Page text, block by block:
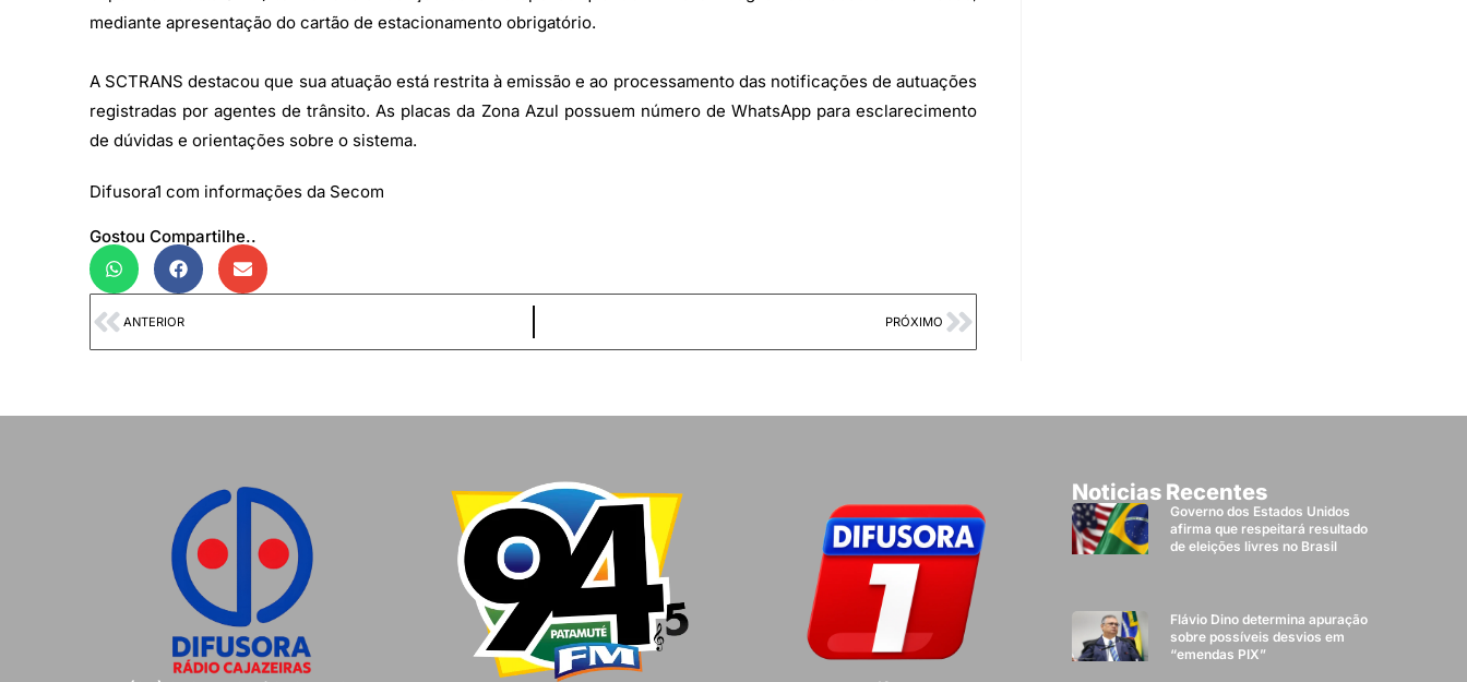
mediante apresentação do cartão de estacionamento obrigatório.
A SCTRANS destacou que sua atuação está restrita à emissão e ao processamento das notificações de autuações
registradas por agentes de trânsito. As placas da Zona Azul possuem número de WhatsApp para esclarecimento
de dúvidas e orientações sobre o sistema.
Difusora1 com informações da Secom
Gostou Compartilhe..
ANTERIOR PRÓXIMO
Noticias Recentes
Governo dos Estados Unidos
afirma que respeitará resultado
de eleições livres no Brasil
Flávio Dino determina apuração
sobre possíveis desvios em
“emendas PIX”